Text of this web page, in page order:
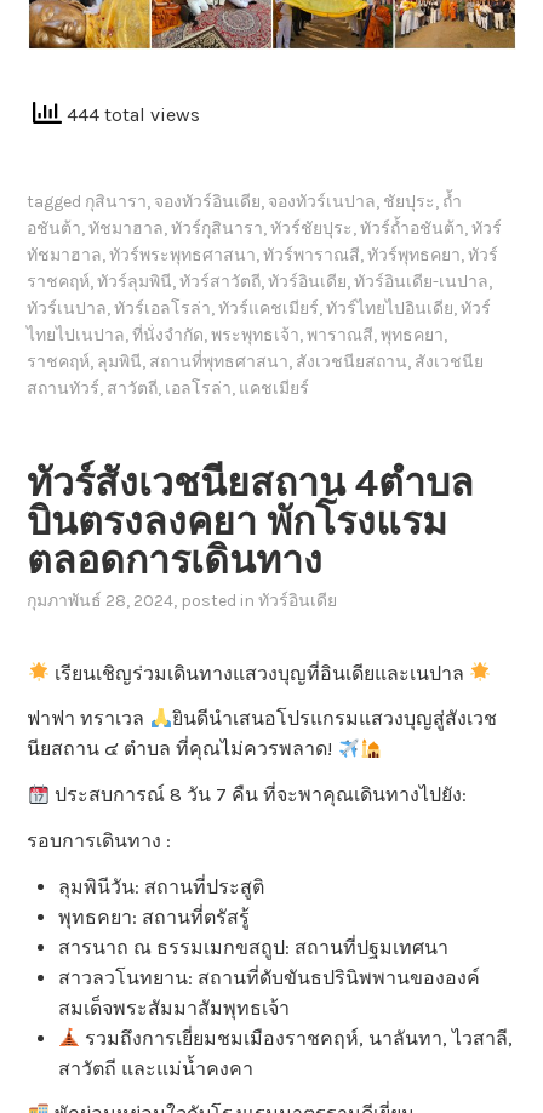
444 total views
tagged กุสินารา, จองทัวร์อินเดีย, จองทัวร์เนปาล, ชัยปุระ, ถ้ำ
อชันต้า,ทัชมาฮาล,ทัวร์กุสินารา,ทัวร์ชัยปุระ,ทัวร์ถ้ำอชันต้า,ทัวร์
ทัชมาฮาล,ทัวร์พระพุทธศาสนา,ทัวร์พาราณสี,ทัวร์พุทธคยา,ทัวร์
ราชคฤห์,ทัวร์ลุมพินี,ทัวร์สาวัตถี,ทัวร์อินเดีย,ทัวร์อินเดีย-เนปาล,
ทัวร์เนปาล,ทัวร์เอลโรล่า,ทัวร์แคชเมียร์,ทัวร์ไทยไปอินเดีย,ทัวร์
ไทยไปเนปาล,ที่นั่งจำกัด,พระพุทธเจ้า,พาราณสี,พุทธคยา,
ราชคฤห์, ลุมพินี, สถานที่พุทธศาสนา, สังเวชนียสถาน, สังเวชนีย
สถานทัวร์, สาวัตถี, เอลโรล่า, แคชเมียร์
ทัวร์สังเวชนียสถาน 4ตำบล
บินตรงลงคยา พักโรงแรม
ตลอดการเดินทาง
กุมภาพันธ์ 28, 2024, posted inทัวร์อินเดีย
เรียนเชิญร่วมเดินทางแสวงบุญที่อินเดียและเนปาล
ฟาฟา ทราเวล
ยินดีนำเสนอโปรแกรมแสวงบุญสู่สังเวช
นียสถาน ๔ ตำบล ที่คุณไม่ควรพลาด!
ประสบการณ์ 8 วัน 7 คืน ที่จะพาคุณเดินทางไปยัง:
รอบการเดินทาง :
ลุมพินีวัน: สถานที่ประสูติ
พุทธคยา: สถานที่ตรัสรู้
สารนาถ ณ ธรรมเมกขสถูป: สถานที่ปฐมเทศนา
สาวลวโนทยาน: สถานที่ดับขันธปรินิพพานขององค์
สมเด็จพระสัมมาสัมพุทธเจ้า
รวมถึงการเยี่ยมชมเมืองราชคฤห์, นาลันทา, ไวสาลี,
สาวัตถี และแม่น้ำคงคา